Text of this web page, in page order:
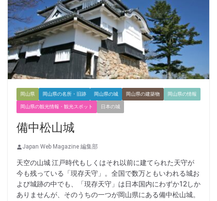
岡山県 岡山県の名所・旧跡 岡山県の城 岡山県の建築物 岡山県の情報
岡山県の観光情報・観光スポット 日本の城
備中松山城
Japan Web Magazine 編集部
天空の山城 江戸時代もしくはそれ以前に建てられた天守が
今も残っている「現存天守」。全国で数万ともいわれる城お
よび城跡の中でも、「現存天守」は日本国内にわずか12しか
ありませんが、そのうちの一つが岡山県にある備中松山城。